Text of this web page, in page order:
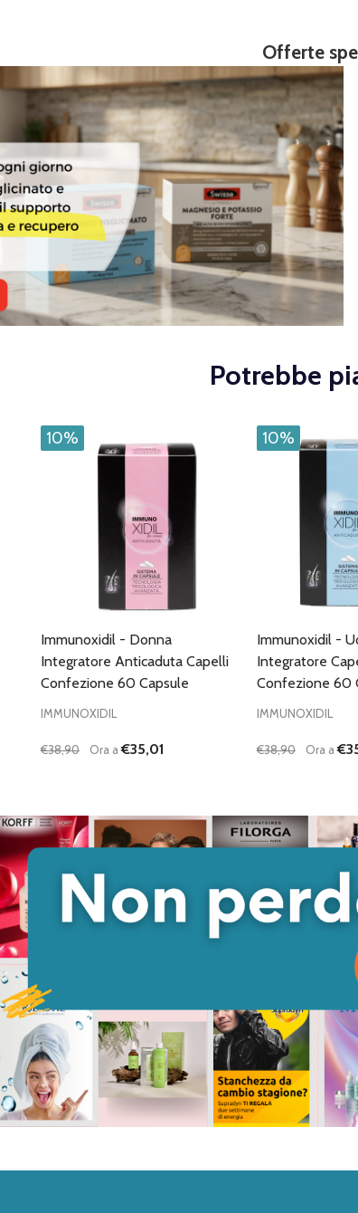
Offerte
Potrebbe
10%
Immunoxidil - Donna
Integratore Anticaduta Capelli
Confezione 60 Capsule
IMMUNOXIDIL
€38,90 Ora a€35,01
10%
Immunoxidil -
Integratore
Confezione 60
IMMUNOXIDIL
€38,90 Ora a